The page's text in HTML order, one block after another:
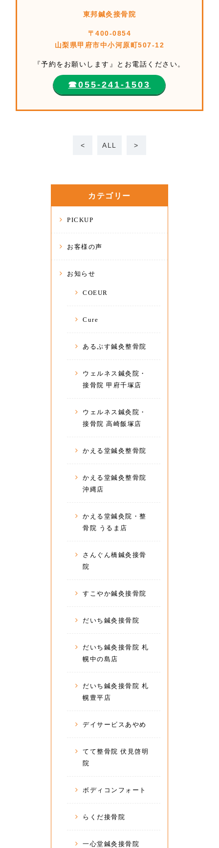
東邦鍼灸接骨院
〒400-0854
山梨県甲府市中小河原町507-12
『予約をお願いします』とお電話ください。
☎︎055-241-1503
< ALL >
カテゴリー
PICKUP
お客様の声
お知らせ
COEUR
Cure
あるぷす鍼灸整骨院
ウェルネス鍼灸院・
接骨院 甲府千塚店
ウェルネス鍼灸院・
接骨院 高崎飯塚店
かえる堂鍼灸整骨院
かえる堂鍼灸整骨院
沖縄店
かえる堂鍼灸院・整
骨院 うるま店
さんぐん橋鍼灸接骨
院
すこやか鍼灸接骨院
だいち鍼灸接骨院
だいち鍼灸接骨院 札
幌中の島店
だいち鍼灸接骨院 札
幌豊平店
デイサービスあやめ
てて整骨院 伏見啓明
院
ボディコンフォート
らくだ接骨院
一心堂鍼灸接骨院